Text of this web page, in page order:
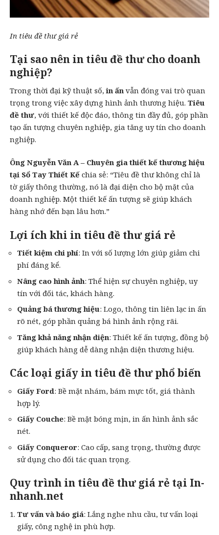
In tiêu đề thư giá rẻ
Tại sao nên in tiêu đề thư cho doanh
nghiệp?
Trong thời đại kỹ thuật số,in ấn vẫn đóng vai trò quan
trọng trong việc xây dựng hình ảnh thương hiệu. Tiêu
đề thư, với thiết kế độc đáo, thông tin đầy đủ, góp phần
tạo ấn tượng chuyên nghiệp, gia tăng uy tín cho doanh
nghiệp.
Ông Nguyễn Văn A – Chuyên gia thiết kế thương hiệu
tại Sổ Tay Thiết Kế chia sẻ: “Tiêu đề thư không chỉ là
tờ giấy thông thường, nó là đại diện cho bộ mặt của
doanh nghiệp. Một thiết kế ấn tượng sẽ giúp khách
hàng nhớ đến bạn lâu hơn.”
Lợi ích khi in tiêu đề thư giá rẻ
Tiết kiệm chi phí: In với số lượng lớn giúp giảm chi
phí đáng kể.
Nâng cao hình ảnh: Thể hiện sự chuyên nghiệp, uy
tín với đối tác, khách hàng.
Quảng bá thương hiệu: Logo, thông tin liên lạc in ấn
rõ nét, góp phần quảng bá hình ảnh rộng rãi.
Tăng khả năng nhận diện: Thiết kế ấn tượng, đồng bộ
giúp khách hàng dễ dàng nhận diện thương hiệu.
Các loại giấy in tiêu đề thư phổ biến
Giấy Ford: Bề mặt nhám, bám mực tốt, giá thành
hợp lý.
Giấy Couche: Bề mặt bóng mịn, in ấn hình ảnh sắc
nét.
Giấy Conqueror: Cao cấp, sang trọng, thường được
sử dụng cho đối tác quan trọng.
Quy trình in tiêu đề thư giá rẻ tại In-
nhanh.net
Tư vấn và báo giá: Lắng nghe nhu cầu, tư vấn loại
giấy, công nghệ in phù hợp.